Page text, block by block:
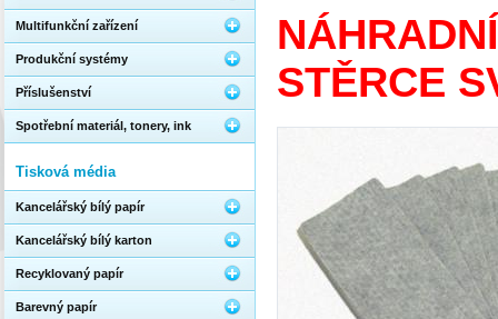
STĚRCE
Multifunkční zařízení
Produkční systémy
Příslušenství
Spotřební materiál, tonery, ink
Tisková média
Kancelářský bílý papír
Kancelářský bílý karton
Recyklovaný papír
Barevný papír